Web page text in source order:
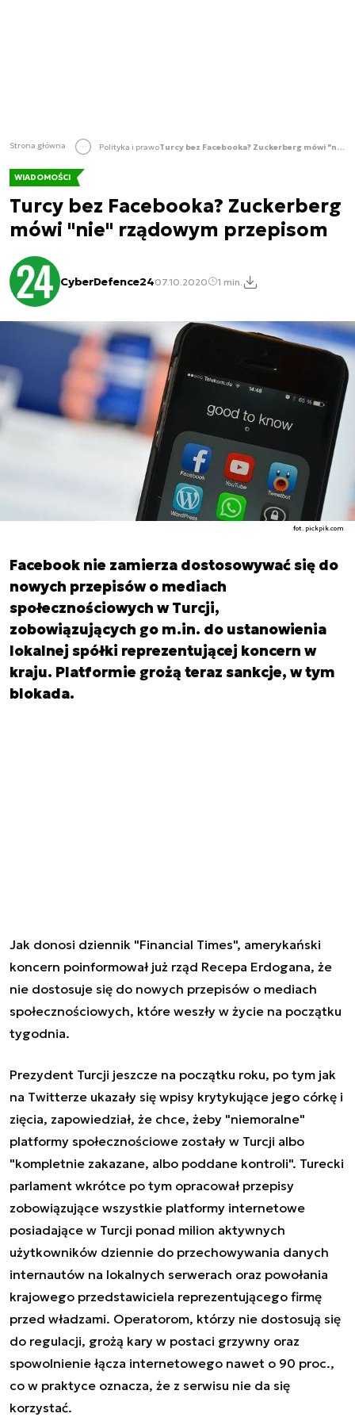
Strona główna Polityka i prawo Turcy bez Facebooka? Zuckerberg mówi "nie" rządowym przepisom
WIADOMOŚCI
Turcy bez Facebooka? Zuckerberg
mówi "nie" rządowym przepisom
CyberDefence2407.10.2020 1 min.
fot. pickpik.com
Facebook nie zamierza dostosowywać się do
nowych przepisów o mediach
społecznościowych w Turcji,
zobowiązujących go m.in. do ustanowienia
lokalnej spółki reprezentującej koncern w
kraju. Platformie grożą teraz sankcje, w tym
blokada.
Jak donosi dziennik "Financial Times", amerykański
koncern poinformował już rząd Recepa Erdogana, że
nie dostosuje się do nowych przepisów o mediach
społecznościowych, które weszły w życie na początku
tygodnia.
Prezydent Turcji jeszcze na początku roku, po tym jak
na Twitterze ukazały się wpisy krytykujące jego córkę i
zięcia, zapowiedział, że chce, żeby "niemoralne"
platformy społecznościowe zostały w Turcji albo
"kompletnie zakazane, albo poddane kontroli". Turecki
parlament wkrótce po tym opracował przepisy
zobowiązujące wszystkie platformy internetowe
posiadające w Turcji ponad milion aktywnych
użytkowników dziennie do przechowywania danych
internautów na lokalnych serwerach oraz powołania
krajowego przedstawiciela reprezentującego firmę
przed władzami. Operatorom, którzy nie dostosują się
do regulacji, grożą kary w postaci grzywny oraz
spowolnienie łącza internetowego nawet o 90 proc.,
co w praktyce oznacza, że z serwisu nie da się
korzystać.